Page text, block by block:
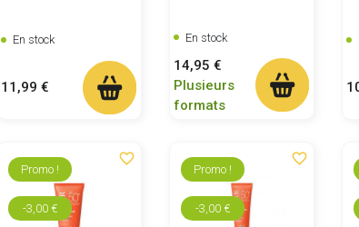
En stock
Prix
11,99 €
En stock
Prix
14,95 €
Plusieurs
formats
favorite_border
Promo !
-3,00 €
favorite_border
Promo !
-3,00 €